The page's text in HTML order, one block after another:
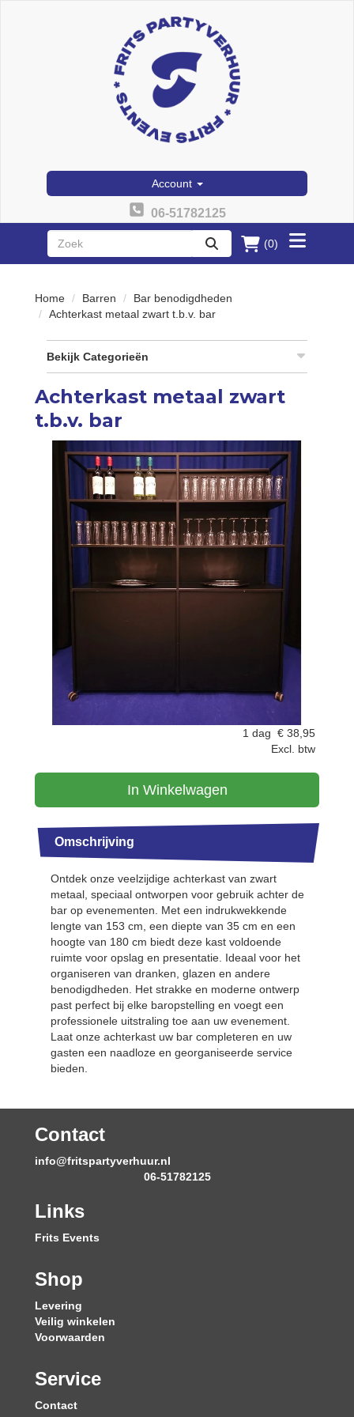
Account
06-51782125
zoeken
(0)
Toggle
menu
Home Barren
Bar benodigdheden
Achterkast metaal zwart t.b.v. bar
Bekijk Categorieën
Achterkast metaal zwart
t.b.v. bar
1 dag € 38,95
Excl. btw
In Winkelwagen
Omschrijving
Ontdek onze veelzijdige achterkast van zwart
metaal, speciaal ontworpen voor gebruik achter de
bar op evenementen. Met een indrukwekkende
lengte van 153 cm, een diepte van 35 cm en een
hoogte van 180 cm biedt deze kast voldoende
ruimte voor opslag en presentatie. Ideaal voor het
organiseren van dranken, glazen en andere
benodigdheden. Het strakke en moderne ontwerp
past perfect bij elke baropstelling en voegt een
professionele uitstraling toe aan uw evenement.
Laat onze achterkast uw bar completeren en uw
gasten een naadloze en georganiseerde service
bieden.
Contact
info@fritspartyverhuur.nl
06-51782125
Links
Frits Events
Shop
Levering
Veilig winkelen
Voorwaarden
Service
Contact